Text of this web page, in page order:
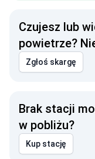
Czujesz lub
powietrze?
Zgłoś skargę
Brak stacji
w pobliżu?
Kup stację